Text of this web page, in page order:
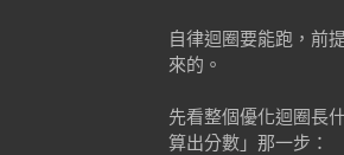
自律迴圈要能跑，前
來的。
先看整個優化迴圈長
算出分數」那一步：